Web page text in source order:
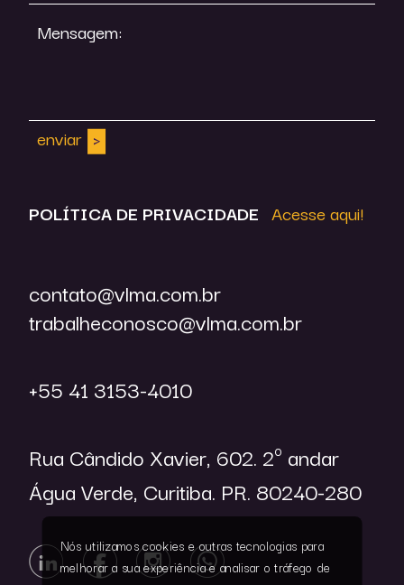
Mensagem:
enviar
POLÍTICA DE PRIVACIDADE Acesse aqui!
contato@vlma.com.br
trabalheconosco@vlma.com.br
+55 41 3153-4010
Rua Cândido Xavier, 602. 2º andar
Água Verde, Curitiba. PR. 80240-280
Nós utilizamos cookies e outras tecnologias para
melhorar a sua experiência e analisar o tráfego de